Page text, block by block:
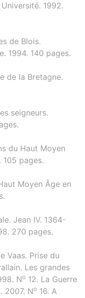
1992.
de Blois.
1994. 140 pages.
de la Bretagne.
seigneurs.
du Haut Moyen
105 pages.
Moyen Âge en
Jean IV. 1364-
270 pages.
Vaas. Prise du
Les grandes
No 12. La Guerre
2007. No 16. A